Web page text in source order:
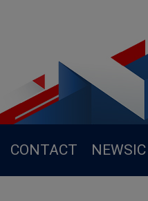
CONTACT NEWSIC